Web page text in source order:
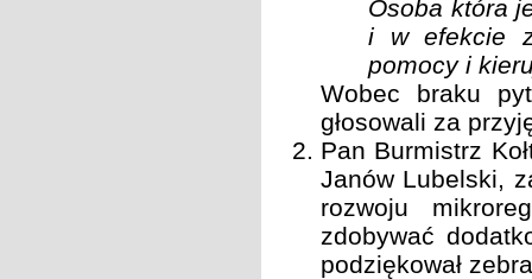
Osoba która
i w efekcie
pomocy i
Wobec braku
głosowali za
Pan Burmistrz
Janów Lubelski,
rozwoju
zdobywać
podziękował